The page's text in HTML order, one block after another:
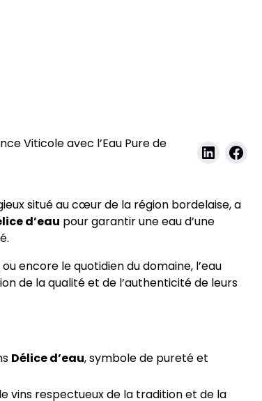
Viticole avec l’Eau Pure de
situé au cœur de la région bordelaise, a
d’eau pour garantir une eau d’une
encore le quotidien du domaine, l’eau
de la qualité et de l’authenticité de leurs
Délice d’eau, symbole de pureté et
vins respectueux de la tradition et de la